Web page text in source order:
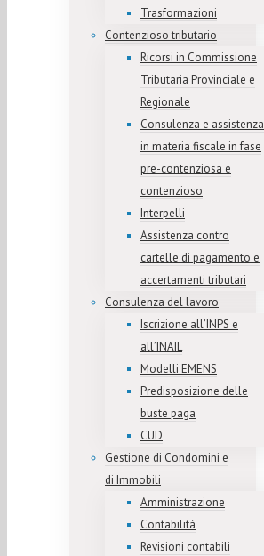
Trasformazioni
Contenzioso tributario
Ricorsi in Commissione
Tributaria Provinciale e
Regionale
Consulenza e assistenza
in materia fiscale in fase
pre-contenziosa e
contenzioso
Interpelli
Assistenza contro
cartelle di pagamento e
accertamenti tributari
Consulenza del lavoro
Iscrizione all’INPS e
all’INAIL
Modelli EMENS
Predisposizione delle
buste paga
CUD
Gestione di Condomini e
di Immobili
Amministrazione
Contabilità
Revisioni contabili